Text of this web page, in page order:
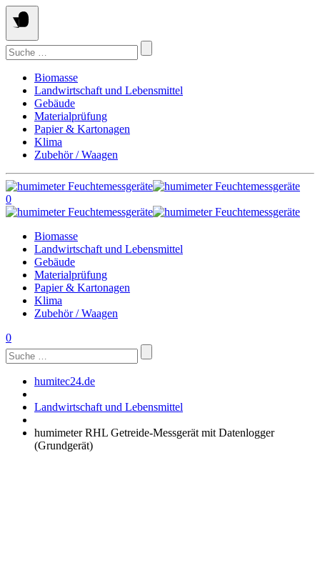
Springe
zum
Inhalt
Suchen
nach:
Biomasse
Landwirtschaft und Lebensmittel
Gebäude
Materialprüfung
Papier & Kartonagen
Klima
Zubehör / Waagen
0
Biomasse
Landwirtschaft und Lebensmittel
Gebäude
Materialprüfung
Papier & Kartonagen
Klima
Zubehör / Waagen
0
Suchen
nach:
humitec24.de
Landwirtschaft und Lebensmittel
humimeter RHL Getreide-Messgerät mit Datenlogger
(Grundgerät)